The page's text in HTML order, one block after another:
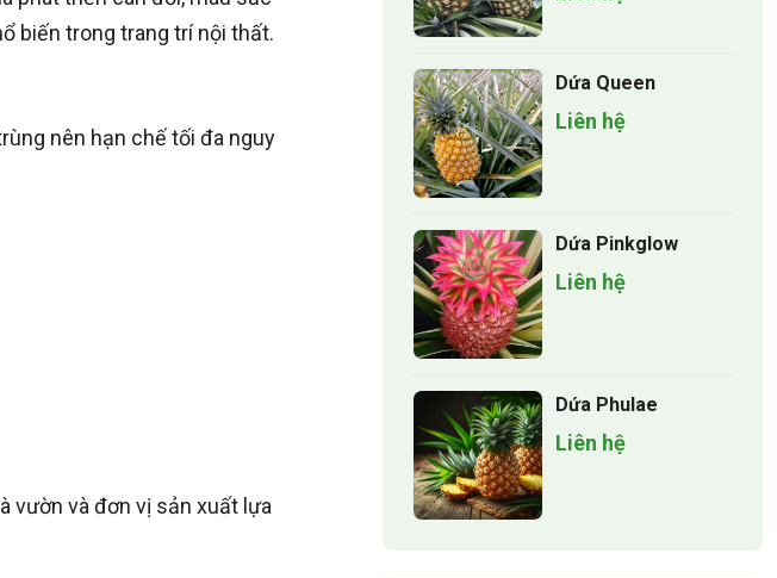
biến trong trang trí nội thất.
nên hạn chế tối đa nguy
vườn và đơn vị sản xuất lựa
Dứa Queen
Liên hệ
Dứa Pinkglow
Liên hệ
Dứa Phulae
Liên hệ